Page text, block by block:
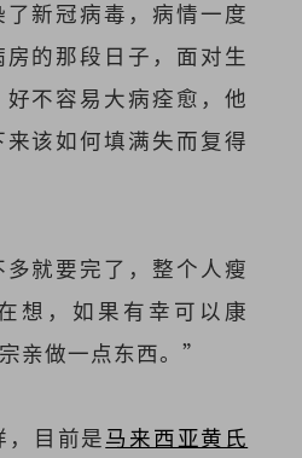
新冠病毒，病情一度
的那段日子，面对生
不容易大病痊愈，他
该如何填满失而复得
就要完了，整个人瘦
想，如果有幸可以康
亲做一点东西。”
，目前是马来西亚黄氏